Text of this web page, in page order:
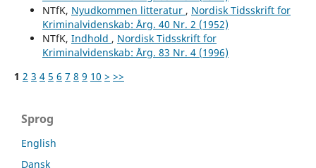
NTfK, Nyudkommen litteratur , Nordisk Tidsskrift for
Kriminalvidenskab: Årg. 40 Nr. 2 (1952)
NTfK, Indhold , Nordisk Tidsskrift for
Kriminalvidenskab: Årg. 83 Nr. 4 (1996)
1 2 3 4 5 6 7 8 9 10 > >>
Sprog
English
Dansk